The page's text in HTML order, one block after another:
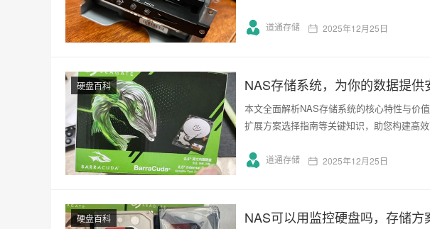
道通存储 2025年12月25日
硬盘百科 NAS存储系统，为你的数据提
本文全面解析NAS存储系统的核心特性与价
扩展方案选择指南等关键知识，助您构建高
道通存储 2025年12月25日
硬盘百科 NAS可以用监控硬盘吗，存储方